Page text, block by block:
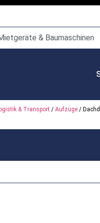
& Baumaschinen
& Transport / Aufzüge /